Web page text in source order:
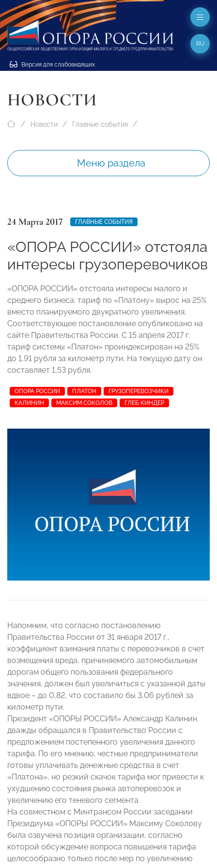
Версия для слабовидящих
RU
НОВОСТИ
Новости Главные события
Меню раздела
24 Марта 2017 ГЛАВНЫЕ СОБЫТИЯ
«ОПОРА РОССИИ» отстояла
интересы грузоперевочиков
«ОПОРА РОССИИ» отстояла интересы малого и
среднего бизнеса: тариф по «Платону» вырос на 25%
вместо планируемого двукратного увеличения.
Соответствующее постановление опубликовано на
сайте Правительства России. С 15 апреля 2017 г.
тариф системы «Платон» проиндексирован на 25%
до 1,91 рубля за километр пути. На текущую дату он
составляет 1,53 рубля.
ОПОРА РОССИИ ПЛАТОН
ГРУЗОПЕРЕВОЗЧИКИ
КАЛИНИН
МАКСИМ СОКОЛОВ ГЛЕБ КИНДЕР
Напомним, что согласно постановлению
Правительства России от 31 января 2017 г.,
коэффициент взимания платы с перевозчиков в счет
возмещения вреда, причиняемого автомобильным
дорогам общего пользования федерального
значения, должен был увеличиться с указанной даты
вдвое – до 0,82, что составило бы 3,06 рублей за
километр пути.
Президент «ОПОРЫ РОССИИ» Александр Калинин
дважды обращался в Правительство России с
предложением постепенного увеличения данного
тарифа. По его мнению, честные предприниматели
готовы уплачивать денежные средства в счет
«Платона», но резкий скачок тарифа мог привести к
ухудшению состояния рынка автоперевозок и
увеличению его теневого сегмента.
На совместном с Минтрансом России заседании
Президиума «ОПОРЫ РОССИИ» Максиму Соколову
была озвучена позиция организации, согласно
которой обсуждение вопроса повышения тарифа
целесообразно только после мер по увеличению